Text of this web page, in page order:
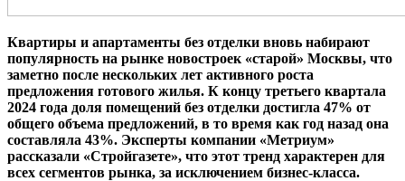
Квартиры и апартаменты без отделки вновь набирают
популярность на рынке новостроек «старой» Москвы, что
заметно после нескольких лет активного роста
предложения готового жилья. К концу третьего квартала
2024 года доля помещений без отделки достигла 47% от
общего объема предложений, в то время как год назад она
составляла 43%. Эксперты компании «Метриум»
рассказали «Стройгазете», что этот тренд характерен для
всех сегментов рынка, за исключением бизнес-класса.